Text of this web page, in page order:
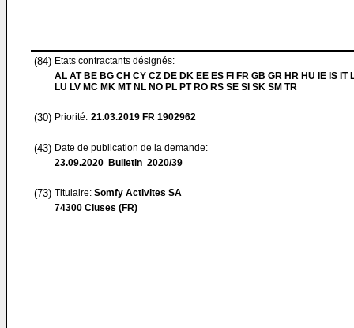
(84) Etats contractants désignés:
AL AT BE BG CH CY CZ DE DK EE ES FI FR GB GR HR HU IE IS IT
LU LV MC MK MT NL NO PL PT RO RS SE SI SK SM TR
(30) Priorité: 21.03.2019 FR 1902962
(43) Date de publication de la demande:
23.09.2020 Bulletin 2020/39
(73) Titulaire: Somfy Activites SA
74300 Cluses (FR)